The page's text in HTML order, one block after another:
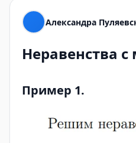
Александра
Неравенства
Пример 1.